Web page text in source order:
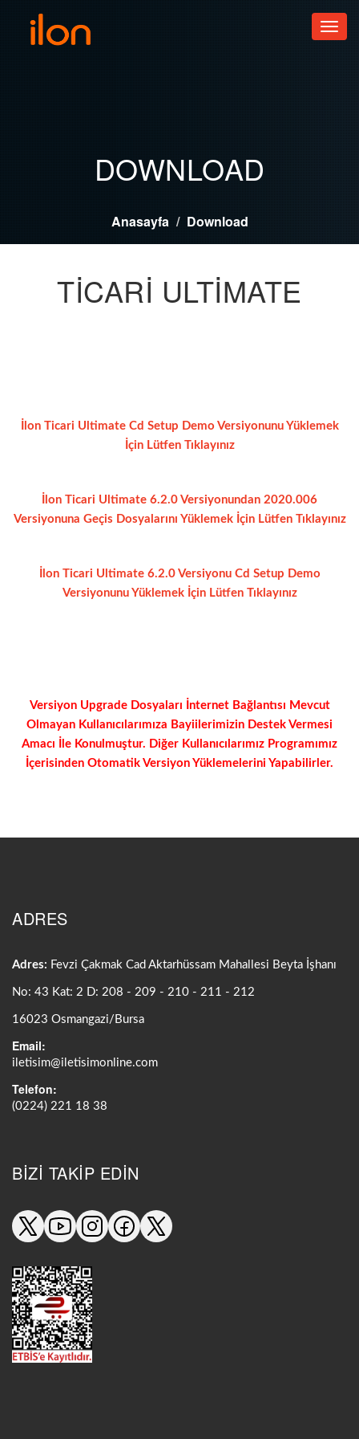
DOWNLOAD
Anasayfa Download
TICARI ULTIMATE
İlon Ticari Ultimate Cd Setup Demo Versiyonunu Yüklemek
İçin Lütfen Tıklayınız
İlon Ticari Ultimate 6.2.0 Versiyonundan 2020.006
Versiyonuna Geçis Dosyalarını Yüklemek İçin Lütfen Tıklayınız
İlon Ticari Ultimate 6.2.0 Versiyonu Cd Setup Demo
Versiyonunu Yüklemek İçin Lütfen Tıklayınız
Versiyon Upgrade Dosyaları İnternet Bağlantısı Mevcut
Olmayan Kullanıcılarımıza Bayiilerimizin Destek Vermesi
Amacı İle Konulmuştur. Diğer Kullanıcılarımız Programımız
İçerisinden Otomatik Versiyon Yüklemelerini Yapabilirler.
ADRES
Adres: Fevzi Çakmak Cad Aktarhüssam Mahallesi Beyta İşhanı
No: 43 Kat: 2 D: 208 - 209 - 210 - 211 - 212
16023 Osmangazi/Bursa
Email:
iletisim@iletisimonline.com
Telefon:
(0224) 221 18 38
BIZI TAKIP EDIN